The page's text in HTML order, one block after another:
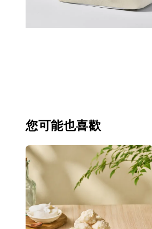
您可能也喜歡